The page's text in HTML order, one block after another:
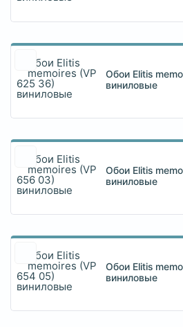
Обои Elitis
виниловые
Обои Elitis
виниловые
Обои Elitis
виниловые